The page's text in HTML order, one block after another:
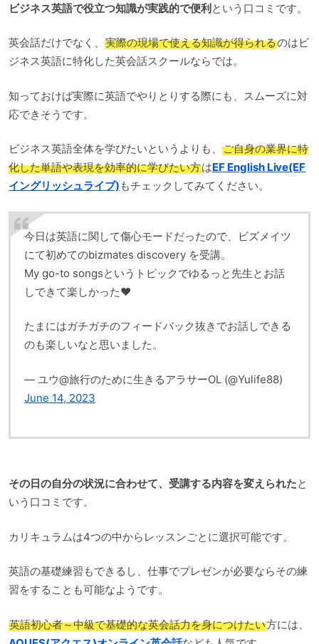
ビジネス英語で役立つ知識が実践的で便利という口コミです。
英会話だけでなく、 実際の現場で使える知識が得られるのはビ
ジネス英語に特化した英会話スクールならでは。
知っておけば実際に英語でやりとりする際にも、スムーズに対
応できそうです。
ビジネス英語全体を学びたいというよりも、 ご自身の業界に特
化した単語や表現を効率的に学びたい方はEF English Live(EF
イングリッシュライブ) もチェックしてみてください。
今日は英語に関して傷心モードだったので、ビズメイツ
にて初めてのbizmates discovery を受講。
My go-to songsというトピックでゆるっと先生とお話
しできて楽しかった❤️
たまにはガチガチのフィードバック抜きでお話しできる
のも楽しいなと思いました。
— ユウ@旅行のために生きるアラサーOL (@Yulife88)
June 14, 2023
その日の自分の状況に合わせて、受講する内容を変えられたと
いう口コミです。
カリキュラムは4つの中からレッスンごとに選択可能です。
英語の基礎練習もできるし、仕事でプレゼンが必要ならその練
習をすることも可能なようです。
英語初心者～中級で基礎的な英会話力を身につけたい方には、